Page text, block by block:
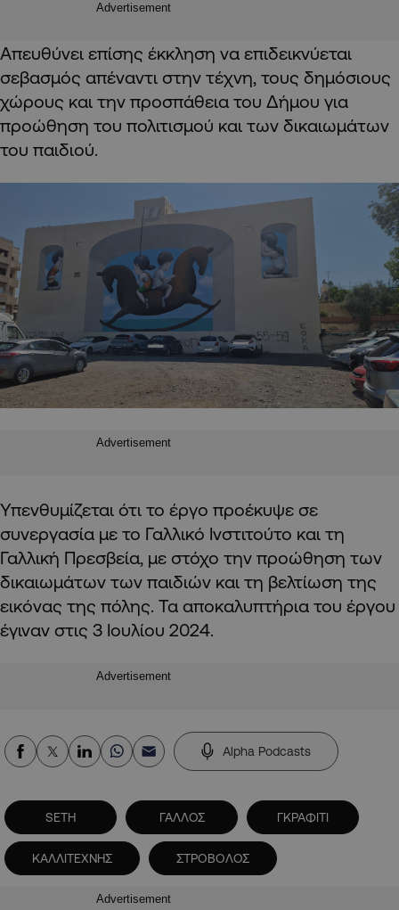
Advertisement
Απευθύνει επίσης έκκληση να επιδεικνύεται
σεβασμός απέναντι στην τέχνη, τους δημόσιους
χώρους και την προσπάθεια του Δήμου για
προώθηση του πολιτισμού και των δικαιωμάτων
του παιδιού.
Advertisement
Υπενθυμίζεται ότι το έργο προέκυψε σε
συνεργασία με το Γαλλικό Ινστιτούτο και τη
Γαλλική Πρεσβεία, με στόχο την προώθηση των
δικαιωμάτων των παιδιών και τη βελτίωση της
εικόνας της πόλης. Τα αποκαλυπτήρια του έργου
έγιναν στις 3 Ιουλίου 2024.
Advertisement
Alpha Podcasts
SETH ΓΑΛΛΟΣ ΓΚΡΑΦΙΤΙ
ΚΑΛΛΙΤΕΧΝΗΣ ΣΤΡΟΒΟΛΟΣ
Advertisement